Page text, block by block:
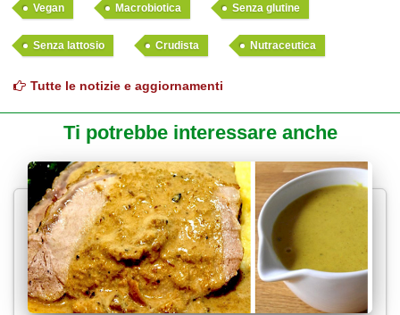
Vegan Macrobiotica Senza glutine
Senza lattosio Crudista Nutraceutica
Tutte le notizie e aggiornamenti
Ti potrebbe interessare anche